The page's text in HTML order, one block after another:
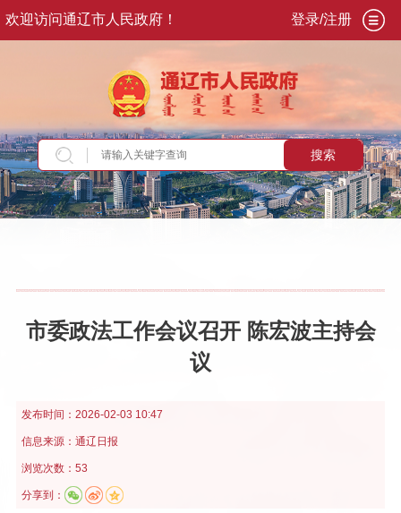
欢迎访问通辽市人民政府！ 登录/注册
搜索
当前位置：首页>政务公开>市政府>市政府领
市委政法工作会议召开 陈宏波主持会
议
发布时间： 2026-02-03 10:47
信息来源： 通辽日报
浏览次数：53
分享到：